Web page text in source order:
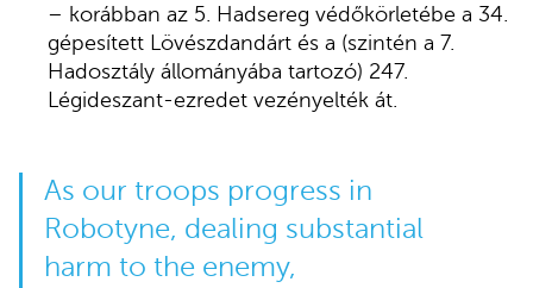
– korábban az 5. Hadsereg védőkörletébe a 34.
gépesített Lövészdandárt és a (szintén a 7.
Hadosztály állományába tartozó) 247.
Légideszant-ezredet vezényelték át.
As our troops progress in
Robotyne, dealing substantial
harm to the enemy,